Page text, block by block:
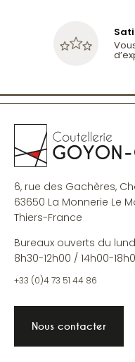
6, rue des Gachères,
63650 La Monnerie Le
Thiers-France
Bureaux ouverts du
8h30-12h00 / 14h00-
+33 (0)4 73 51 44 86
Nous contacter